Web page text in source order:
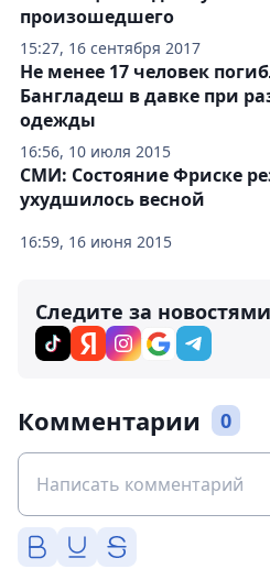
15:27, 16 сентября 2017
произошедшего
16:56, 10 июля 2015
Не менее 17 человек
Бангладеш в давке при
одежды
16:59, 16 июня 2015
СМИ: Состояние Фриске
ухудшилось весной
Следите за
Комментарии 0